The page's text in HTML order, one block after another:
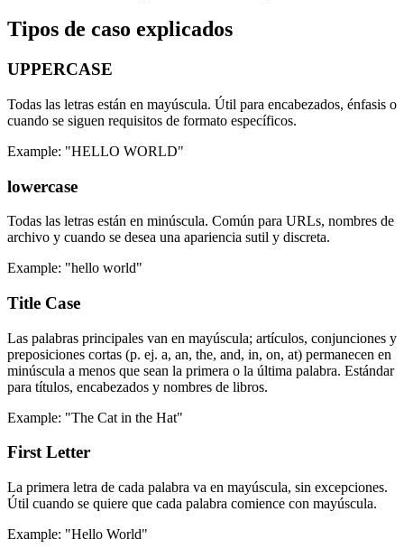
Tipos de caso explicados
UPPERCASE
Todas las letras están en mayúscula. Útil para encabezados, énfasis o
cuando se siguen requisitos de formato específicos.
Example: "HELLO WORLD"
lowercase
Todas las letras están en minúscula. Común para URLs, nombres de
archivo y cuando se desea una apariencia sutil y discreta.
Example: "hello world"
Title Case
Las palabras principales van en mayúscula; artículos, conjunciones y
preposiciones cortas (p. ej. a, an, the, and, in, on, at) permanecen en
minúscula a menos que sean la primera o la última palabra. Estándar
para títulos, encabezados y nombres de libros.
Example: "The Cat in the Hat"
First Letter
La primera letra de cada palabra va en mayúscula, sin excepciones.
Útil cuando se quiere que cada palabra comience con mayúscula.
Example: "Hello World"